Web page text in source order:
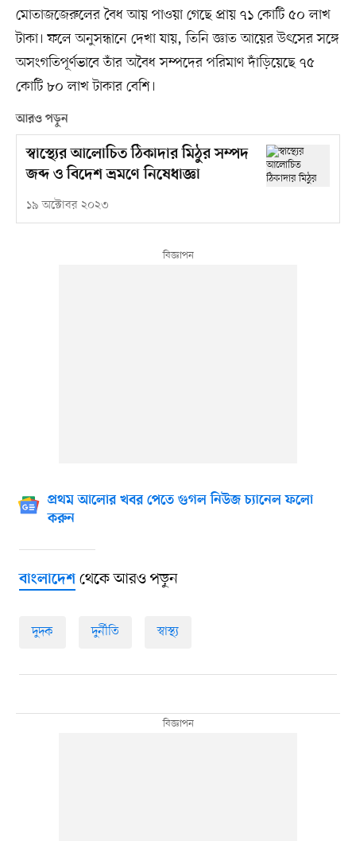
মোতাজজেরুলের বৈধ আয় পাওয়া গেছে প্রায় ৭১ কোটি ৫০ লাখ
টাকা। ফলে অনুসন্ধানে দেখা যায়, তিনি জ্ঞাত আয়ের উৎসের সঙ্গে
অসংগতিপূর্ণভাবে তাঁর অবৈধ সম্পদের পরিমাণ দাঁড়িয়েছে ৭৫
কোটি ৮০ লাখ টাকার বেশি।
আরও পড়ুন
স্বাস্থ্যের আলোচিত ঠিকাদার মিঠুর সম্পদ
জব্দ ও বিদেশ ভ্রমণে নিষেধাজ্ঞা
১৯ অক্টোবর ২০২৩
প্রথম আলোর খবর পেতে গুগল নিউজ চ্যানেল ফলো
করুন
বাংলাদেশথেকে আরও পড়ুন
দুদক দুর্নীতি স্বাস্থ্য